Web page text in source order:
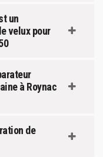
un
velux pour
à Roynac
de